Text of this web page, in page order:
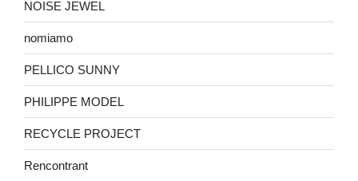
NOISE JEWEL
nomiamo
PELLICO SUNNY
PHILIPPE MODEL
RECYCLE PROJECT
Rencontrant